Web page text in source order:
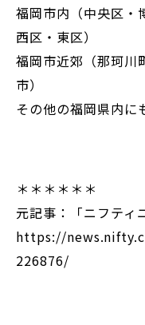
福岡市内（中央区・
西区・東区）
福岡市近郊（那珂川
市）
その他の福岡県内に
＊＊＊＊＊＊
元記事：「ニフティ
https://
226876/